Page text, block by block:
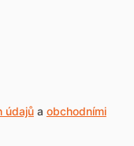
údajůa obchodními